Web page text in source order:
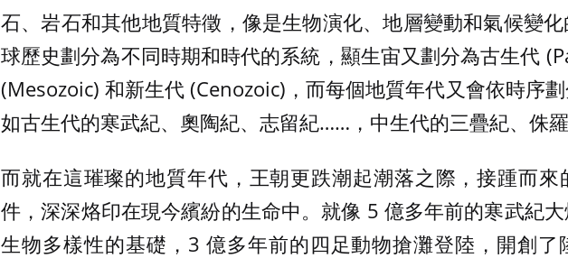
石、岩石和其他地質特徵，像是生物演化、地層變動和氣候變
球歷史劃分為不同時期和時代的系統，顯生宙又劃分為古生代
(Mesozoic) 和新生代 (Cenozoic)，而每個地質年代又會依時序
如古生代的寒武紀、奧陶紀、志留紀……，中生代的三疊紀、侏羅
而就在這璀璨的地質年代，王朝更跌潮起潮落之際，接踵而來
件，深深烙印在現今繽紛的生命中。就像 5 億多年前的寒武紀
生物多樣性的基礎，3 億多年前的四足動物搶灘登陸，開創了